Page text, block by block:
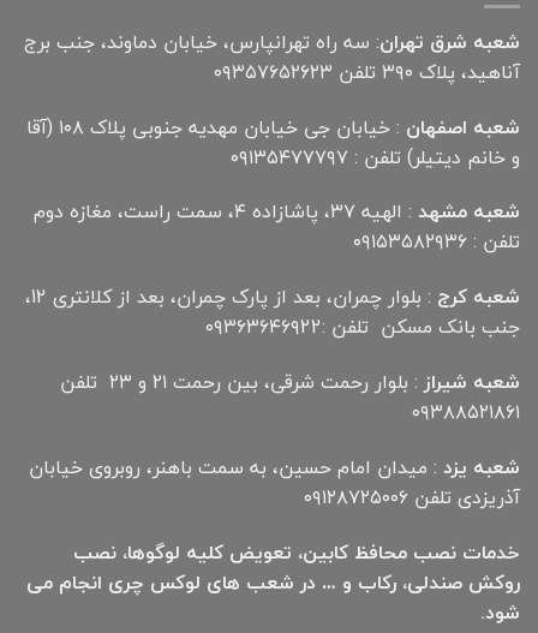
شعبه شرق تهران: سه راه تهرانپارس، خیابان دماوند، جنب برج
آناهید، پلاک ۳۹۰ تلفن ۰۹۳۵۷۶۵۲۶۲۳
شعبه اصفهان
: خیابان جی خیابان مهدیه جنوبی پلاک ۱۰۸ (آقا
و خانم دیتیلر) تلفن : ۰۹۱۳۵۴۷۷۷۹۷
شعبه مشهد
: الهیه ۳۷، پاشازاده ۴، سمت راست، مغازه دوم
تلفن : ۰۹۱۵۳۵۸۲۹۳۶
شعبه کرج
: بلوار چمران، بعد از پارک چمران، بعد از کلانتری 12،
جنب بانک مسکن تلفن :۰۹۳۶۳۶۴۶۹22
شعبه شیراز
: بلوار رحمت شرقی، بین رحمت ۲۱ و ۲۳ تلفن
۰۹۳۸۸۵۲۱۸۶۱
شعبه یزد : میدان امام حسین، به سمت باهنر، روبروی خیابان
آذریزدی تلفن ۰۹۱۲۸۷۲۵۰۰۶
خدمات نصب محافظ کابین، تعویض کلیه لوگوها، نصب
روکش صندلی، رکاب و … در شعب های لوکس چری انجام می
شود.